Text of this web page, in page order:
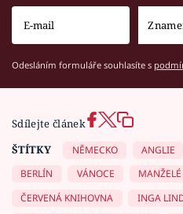
Odesláním formuláře souhlasíte s
Sdílejte článek
ŠTÍTKY
NĚMECKO ANGLIE
BERLÍN
VÁNOCE MANŽELÉ
ČERVENÁ KNIHOVNA
INGA